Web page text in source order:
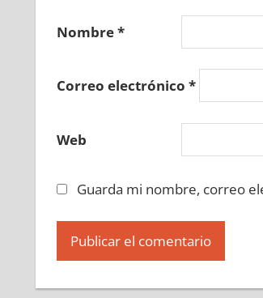
Nombre*
Correo electrónico *
Web
Guarda mi nombre, correo